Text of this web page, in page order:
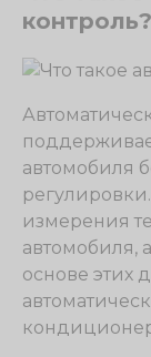
контроль?
автомобиля
измерения
автомобиля,
основе этих